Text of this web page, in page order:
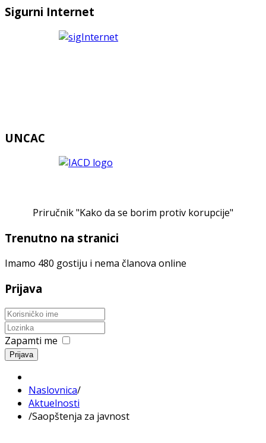
Sigurni Internet
UNCAC
Priručnik "Kako da se borim protiv korupcije"
Trenutno na stranici
Imamo 480 gostiju i nema članova online
Prijava
Zapamti me
Prijava
Naslovnica/
Aktuelnosti
/Saopštenja za javnost